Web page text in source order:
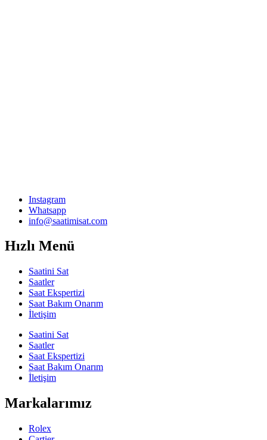
Instagram
Whatsapp
info@saatimisat.com
Hızlı Menü
Saatini Sat
Saatler
Saat Ekspertizi
Saat Bakım Onarım
İletişim
Saatini Sat
Saatler
Saat Ekspertizi
Saat Bakım Onarım
İletişim
Markalarımız
Rolex